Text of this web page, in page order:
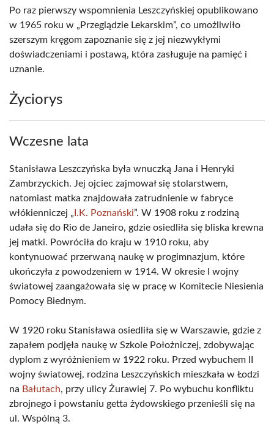
Po raz pierwszy wspomnienia Leszczyńskiej opublikowano
w 1965 roku w „Przeglądzie Lekarskim”, co umożliwiło
szerszym kręgom zapoznanie się z jej niezwykłymi
doświadczeniami i postawą, która zasługuje na pamięć i
uznanie.
Życiorys
Wczesne lata
Stanisława Leszczyńska była wnuczką Jana i Henryki
Zambrzyckich. Jej ojciec zajmował się stolarstwem,
natomiast matka znajdowała zatrudnienie w fabryce
włókienniczej „ I.K. Poznański”. W 1908 roku z rodziną
udała się do Rio de Janeiro, gdzie osiedliła się bliska krewna
jej matki. Powróciła do kraju w 1910 roku, aby
kontynuować przerwaną naukę w progimnazjum, które
ukończyła z powodzeniem w 1914. W okresie I wojny
światowej zaangażowała się w pracę w Komitecie Niesienia
Pomocy Biednym.
W 1920 roku Stanisława osiedliła się w Warszawie, gdzie z
zapałem podjęła naukę w Szkole Położniczej, zdobywając
dyplom z wyróżnieniem w 1922 roku. Przed wybuchem II
wojny światowej, rodzina Leszczyńskich mieszkała w Łodzi
na Bałutach, przy ulicy Żurawiej 7. Po wybuchu konfliktu
zbrojnego i powstaniu getta żydowskiego przenieśli się na
ul. Wspólną 3.